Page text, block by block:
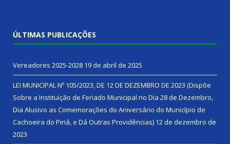
ÚLTIMAS PUBLICAÇÕES
Vereadores 2025-2028 19 de abril de 2025
LEI MUNICIPAL Nº 105/2023, DE 12 DE DEZEMBRO DE 2023 (Dispõe
Sobre a Instituição de Feriado Municipal no Dia 28 de Dezembro,
Dia Alusivo as Comemorações do Aniversário do Município de
Cachoeira do Piriá, e Dá Outras Providências) 12 de dezembro de
2023